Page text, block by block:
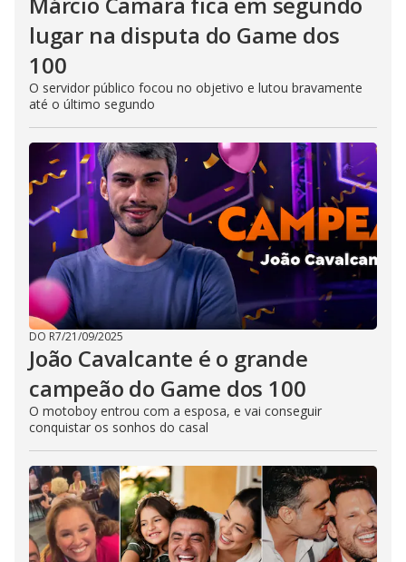
lugar na disputa do Game dos
100
O servidor público focou no objetivo e lutou bravamente
até o último segundo
DO R7/21/09/2025
João Cavalcante é o grande
campeão do Game dos 100
O motoboy entrou com a esposa, e vai conseguir
conquistar os sonhos do casal